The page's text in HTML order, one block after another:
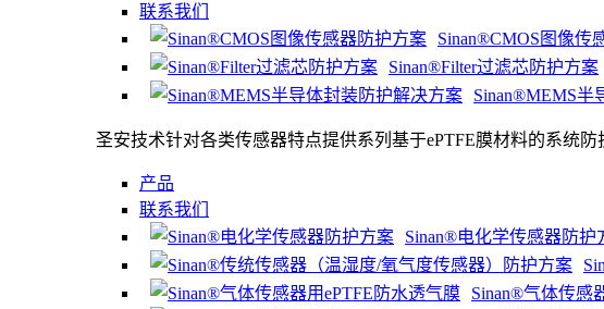
联系我们
Sinan®CMOS图像传
Sinan®Filter过滤芯防护方案
Sinan®MEMS半
圣安技术针对各类传感器特点提供系列基于ePTFE膜材料的系统防
产品
联系我们
Sinan®电化学传感器防护
Sinan®气体传感